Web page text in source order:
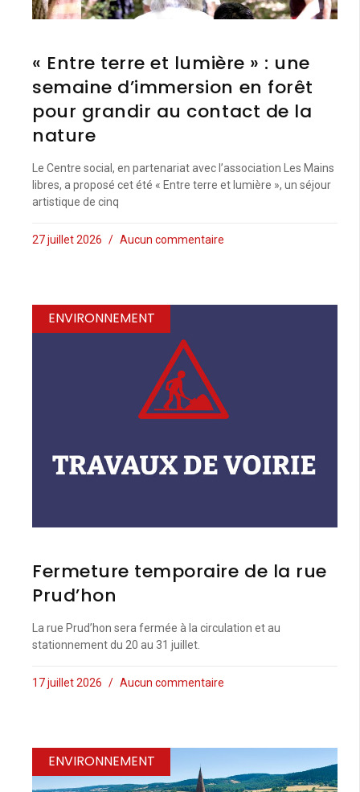
« Entre terre et lumière » : une
semaine d’immersion en forêt
pour grandir au contact de la
nature
Le Centre social, en partenariat avec l’association Les Mains
libres, a proposé cet été « Entre terre et lumière », un séjour
artistique de cinq
27 juillet 2026 Aucun commentaire
ENVIRONNEMENT
Fermeture temporaire de la rue
Prud’hon
La rue Prud’hon sera fermée à la circulation et au
stationnement du 20 au 31 juillet.
17 juillet 2026 Aucun commentaire
ENVIRONNEMENT